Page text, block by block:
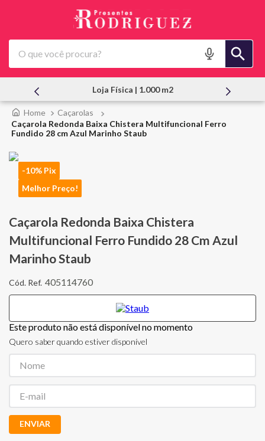
O que você procura?
Atendimento Pessoal
Caçarolas
Caçarola Redonda Baixa Chistera Multifuncional Ferro
Fundido 28 cm Azul Marinho Staub
-10% Pix
Melhor Preço!
Caçarola Redonda Baixa Chistera
Multifuncional Ferro Fundido 28 Cm Azul
Marinho Staub
405114760
Este produto não está disponível no momento
Quero saber quando estiver disponível
ENVIAR